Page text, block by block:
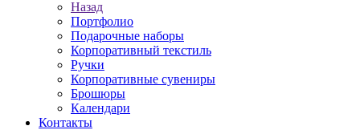
Назад
Портфолио
Подарочные наборы
Корпоративный текстиль
Ручки
Корпоративные сувениры
Брошюры
Календари
Контакты